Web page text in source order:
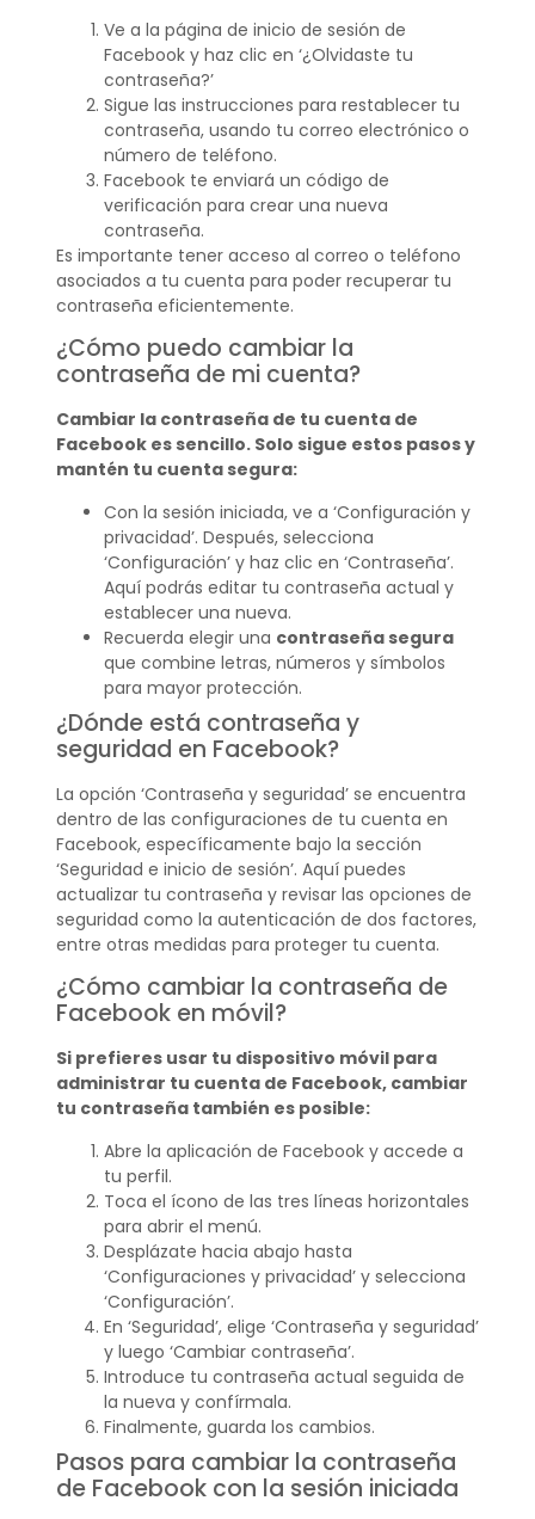
Ve a la página de inicio de sesión de
Facebook y haz clic en ‘¿Olvidaste tu
contraseña?’
Sigue las instrucciones para restablecer tu
contraseña, usando tu correo electrónico o
número de teléfono.
Facebook te enviará un código de
verificación para crear una nueva
contraseña.
Es importante tener acceso al correo o teléfono
asociados a tu cuenta para poder recuperar tu
contraseña eficientemente.
¿Cómo puedo cambiar la
contraseña de mi cuenta?
Cambiar la contraseña de tu cuenta de
Facebook es sencillo. Solo sigue estos pasos y
mantén tu cuenta segura:
Con la sesión iniciada, ve a ‘Configuración y
privacidad’. Después, selecciona
‘Configuración’ y haz clic en ‘Contraseña’.
Aquí podrás editar tu contraseña actual y
establecer una nueva.
Recuerda elegir una contraseña segura
que combine letras, números y símbolos
para mayor protección.
¿Dónde está contraseña y
seguridad en Facebook?
La opción ‘Contraseña y seguridad’ se encuentra
dentro de las configuraciones de tu cuenta en
Facebook, específicamente bajo la sección
‘Seguridad e inicio de sesión’. Aquí puedes
actualizar tu contraseña y revisar las opciones de
seguridad como la autenticación de dos factores,
entre otras medidas para proteger tu cuenta.
¿Cómo cambiar la contraseña de
Facebook en móvil?
Si prefieres usar tu dispositivo móvil para
administrar tu cuenta de Facebook, cambiar
tu contraseña también es posible:
Abre la aplicación de Facebook y accede a
tu perfil.
Toca el ícono de las tres líneas horizontales
para abrir el menú.
Desplázate hacia abajo hasta
‘Configuraciones y privacidad’ y selecciona
‘Configuración’.
En ‘Seguridad’, elige ‘Contraseña y seguridad’
y luego ‘Cambiar contraseña’.
Introduce tu contraseña actual seguida de
la nueva y confírmala.
Finalmente, guarda los cambios.
Pasos para cambiar la contraseña
de Facebook con la sesión iniciada